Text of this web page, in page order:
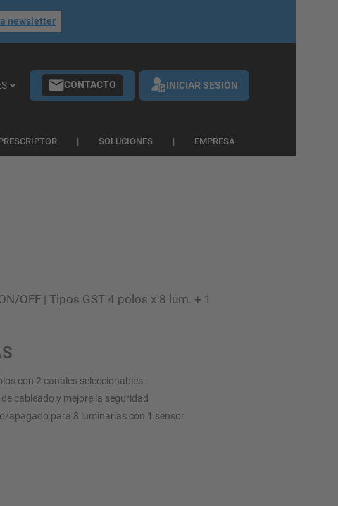
newsletter
CONTACTO INICIAR SESIÓN
SOLUCIONES EMPRESA
OFF | Tipos GST 4 polos x 8 lum. + 1
con 2 canales seleccionables
cableado y mejore la seguridad
apagado para 8 luminarias con 1 sensor